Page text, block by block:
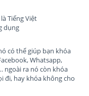
Tiếng Việt
dụng
có thể giúp bạn khóa
Whatsapp,
ngoài ra nó còn khóa
đi, hay khóa không cho